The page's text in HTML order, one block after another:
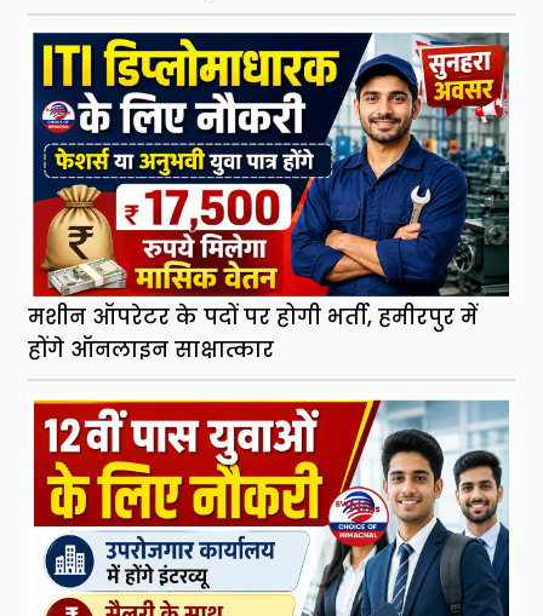
मशीन ऑपरेटर के पदों पर होगी भर्ती, हमीरपुर में
होंगे ऑनलाइन साक्षात्कार